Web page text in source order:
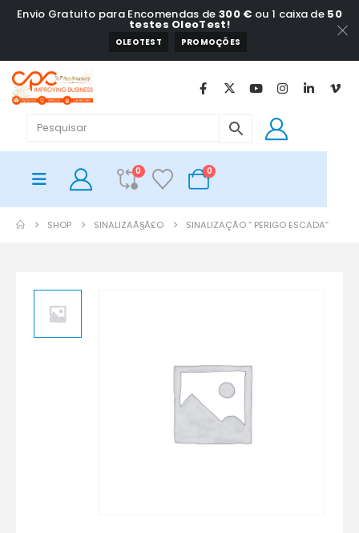
Envio Gratuito para Encomendas de 300 € ou 1 caixa de 50
testes OleoTest!
OLEOTEST PROMOÇÕES
0 0
SHOP SINALIZAÃ§Ã£O SINALIZAÇÃO ” PERIGO ESCADA”